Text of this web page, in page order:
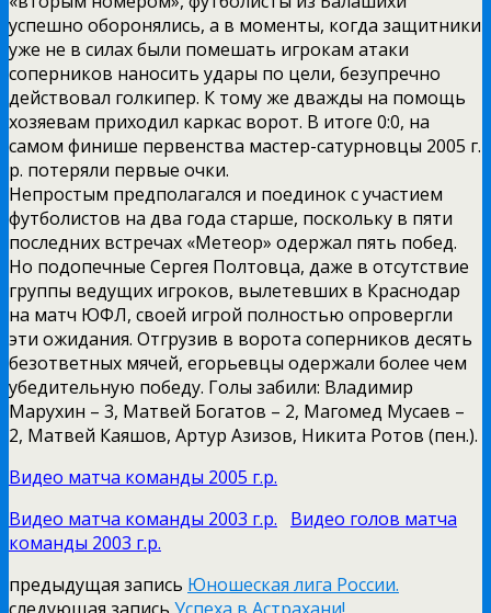
успешно оборонялись, а в моменты, когда защитники
уже не в силах были помешать игрокам атаки
соперников наносить удары по цели, безупречно
действовал голкипер. К тому же дважды на помощь
хозяевам приходил каркас ворот. В итоге 0:0, на
самом финише первенства мастер-сатурновцы 2005 г.
р. потеряли первые очки.
Непростым предполагался и поединок с участием
футболистов на два года старше, поскольку в пяти
последних встречах «Метеор» одержал пять побед.
Но подопечные Сергея Полтовца, даже в отсутствие
группы ведущих игроков, вылетевших в Краснодар
на матч ЮФЛ, своей игрой полностью опровергли
эти ожидания. Отгрузив в ворота соперников десять
безответных мячей, егорьевцы одержали более чем
убедительную победу. Голы забили: Владимир
Марухин – 3, Матвей Богатов – 2, Магомед Мусаев –
2, Матвей Каяшов, Артур Азизов, Никита Ротов (пен.).
Видео матча команды 2005 г.р.
Видео матча команды 2003 г.р.
Видео голов матча
команды 2003 г.р.
предыдущая запись Юношеская лига России.